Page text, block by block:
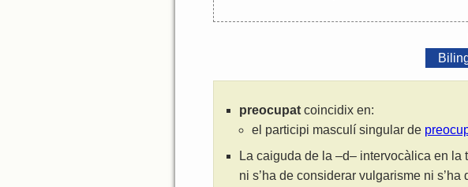
preocupat coincidix en:
el participi masculí singular de
La caiguda de la –d– intervocàlica en
ni s’ha de considerar vulgarisme ni